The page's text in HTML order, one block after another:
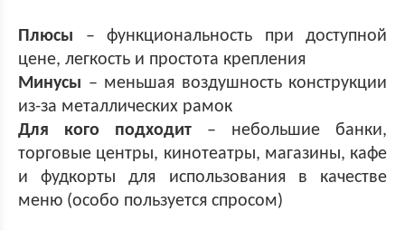
Плюсы – функциональность при доступной
цене, легкость и простота крепления
Минусы – меньшая воздушность конструкции
из-за металлических рамок
Для кого подходит – небольшие банки,
торговые центры, кинотеатры, магазины, кафе
и фудкорты для использования в качестве
меню (особо пользуется спросом)